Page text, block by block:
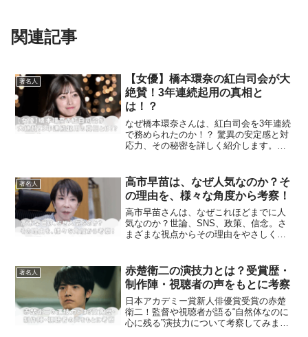
関連記事
著名人
【女優】橋本環奈の紅白司会が大
絶賛！3年連続起用の真相と
は！？
なぜ橋本環奈さんは、紅白司会を3年連続
で務められたのか！？ 驚異の安定感と対
応力、その秘密を詳しく紹介します。紅
著名人
高市早苗は、なぜ人気なのか？そ
の理由を、様々な角度から考察！
高市早苗さんは、なぜこれほどまでに人
気なのか？世論、SNS、政策、信念。さ
まざまな視点からその理由をやさしく解
著名人
赤楚衛二の演技力とは？受賞歴・
制作陣・視聴者の声をもとに考察
日本アカデミー賞新人俳優賞受賞の赤楚
衛二！監督や視聴者が語る“自然体なのに
心に残る”演技力について考察してみまし